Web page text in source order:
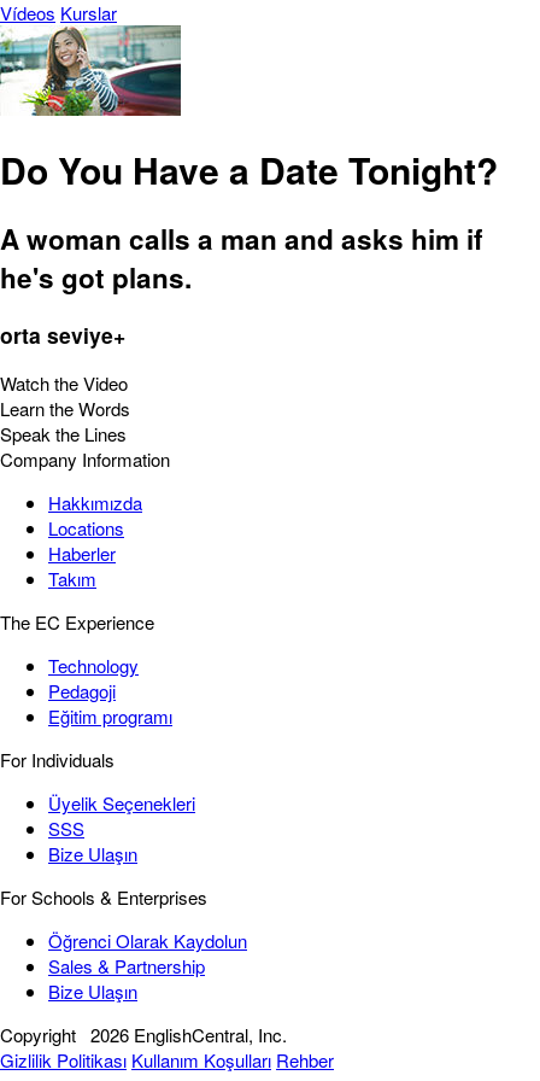
Vídeos Kurslar
Do You Have a Date Tonight?
A woman calls a man and asks him if
he's got plans.
orta seviye+
Watch the Video
Learn the Words
Speak the Lines
Company Information
Hakkımızda
Locations
Haberler
Takım
The EC Experience
Technology
Pedagoji
Eğitim programı
For Individuals
Üyelik Seçenekleri
SSS
Bize Ulaşın
For Schools & Enterprises
Öğrenci Olarak Kaydolun
Sales & Partnership
Bize Ulaşın
Copyright 2026 EnglishCentral, Inc.
Gizlilik Politikası Kullanım Koşulları Rehber